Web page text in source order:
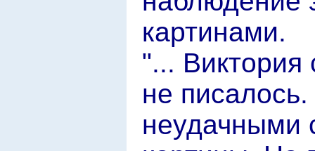
картинами.
"... Виктория
не
неудачными